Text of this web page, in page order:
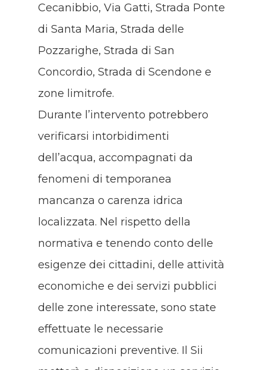
Cecanibbio, Via Gatti, Strada Ponte
di Santa Maria, Strada delle
Pozzarighe, Strada di San
Concordio, Strada di Scendone e
zone limitrofe.
Durante l’intervento potrebbero
verificarsi intorbidimenti
dell’acqua, accompagnati da
fenomeni di temporanea
mancanza o carenza idrica
localizzata. Nel rispetto della
normativa e tenendo conto delle
esigenze dei cittadini, delle attività
economiche e dei servizi pubblici
delle zone interessate, sono state
effettuate le necessarie
comunicazioni preventive. Il Sii